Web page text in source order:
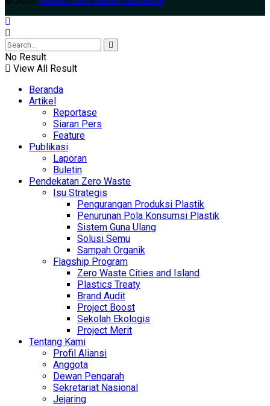
No Result
View All Result
Beranda
Artikel
Reportase
Siaran Pers
Feature
Publikasi
Laporan
Buletin
Pendekatan Zero Waste
Isu Strategis
Pengurangan Produksi Plastik
Penurunan Pola Konsumsi Plastik
Sistem Guna Ulang
Solusi Semu
Sampah Organik
Flagship Program
Zero Waste Cities and Island
Plastics Treaty
Brand Audit
Project Boost
Sekolah Ekologis
Project Merit
Tentang Kami
Profil Aliansi
Anggota
Dewan Pengarah
Sekretariat Nasional
Jejaring